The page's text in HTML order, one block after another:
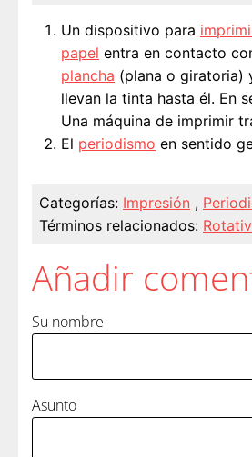
Un dispositivo para
papel entra en contacto
plancha (plana o giratoria)
llevan la tinta hasta él. En
Una máquina de imprimir
El periodismo en sentido
Categorías: Impresión ,
Términos relacionados:
Añadir
Su nombre
Asunto